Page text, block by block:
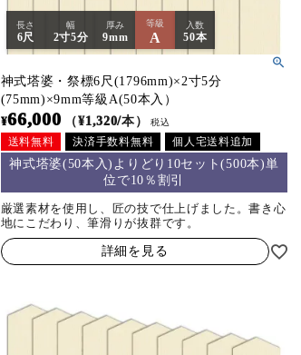
長さ
6尺
幅
2寸5分
厚み
9mm
等級
A
入数
50本
神式塔婆・祭標6尺(1796mm)×2寸5分
(75mm)×9mm等級A(50本入）
¥66,000 （¥1,320/本） 税込
送料無料 決済手数料無料 個人宅送料追加
神式塔婆(50本入)よりどり10セット(500本)単
位で10％割引
厳選素材を使用し、匠の技で仕上げました。書き心
地にこだわり、筆滑りが抜群です。
詳細を見る